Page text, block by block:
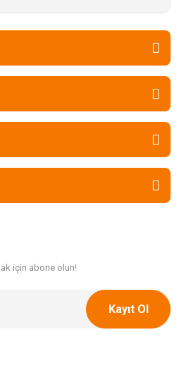
için abone olun!
Kayıt Ol